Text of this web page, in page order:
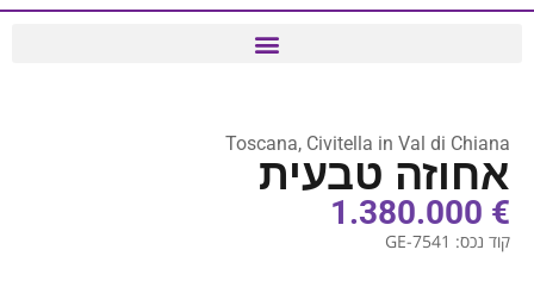
Toscana, Civitella in Val di Chiana
אחוזה טבעית
€ 1.380.000
קוד נכס: GE-7541